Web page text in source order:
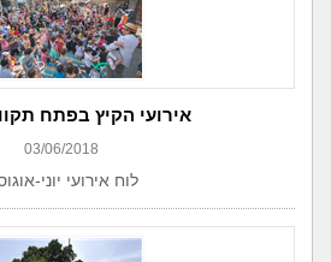
אירועי הקיץ בפתח תקווה -
03/06/2018
לוח אירועי יוני-